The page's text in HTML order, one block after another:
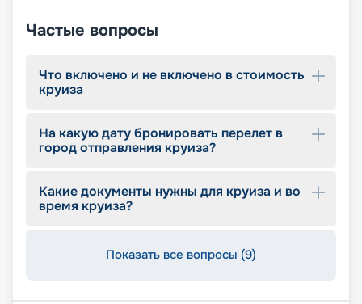
Частые вопросы
Что включено и не включено в стоимость
круиза
На какую дату бронировать перелет в
город отправления круиза?
Какие документы нужны для круиза и во
время круиза?
Показать все вопросы (9)